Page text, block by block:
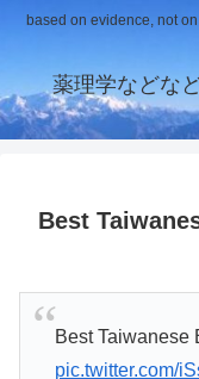
based on evidence, not
薬理学などな
Best
Best Taiwanese
pic.twitter.com/